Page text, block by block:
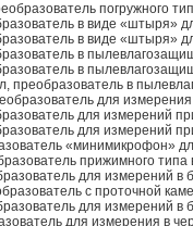
погружного
в виде «штыря»
в виде «штыря»
в
в
преобразователь в
для
для измерений
для измерений
«минимикрофон»
прижимного
для измерений в
с проточной
для измерений в
для измерения в